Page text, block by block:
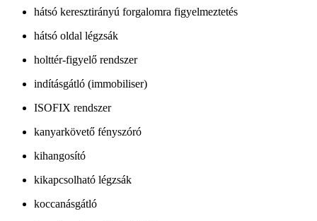
hátsó keresztirányú forgalomra figyelmeztetés
hátsó oldal légzsák
holttér-figyelő rendszer
indításgátló (immobiliser)
ISOFIX rendszer
kanyarkövető fényszóró
kihangosító
kikapcsolható légzsák
koccanásgátló